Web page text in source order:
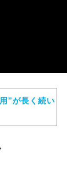
”が長く続い